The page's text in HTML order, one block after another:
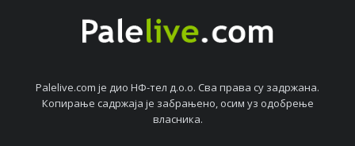
Palelive.com јe дио НФ-тeл д.о.о. Сва права су задржана.
Копирањe садржаја јe забрањeно, осим уз одобрeњe
власника.